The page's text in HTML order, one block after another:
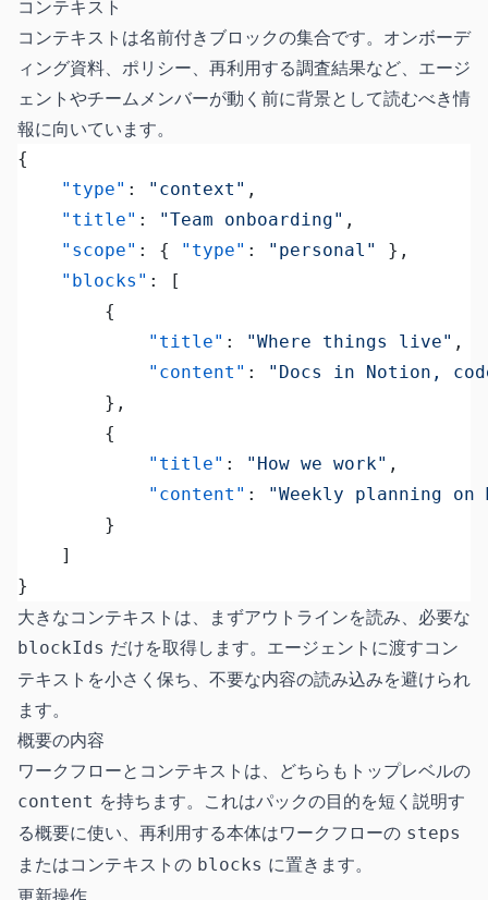
コンテキスト
コンテキストは名前付きブロックの集合です。オンボーデ
ィング資料、ポリシー、再利用する調査結果など、エージ
ェントやチームメンバーが動く前に背景として読むべき情
報に向いています。
{
	"type"
: "context" ,
	"title"
: "Team onboarding" ,
	"scope"
: { "type" : "personal"
},
	"blocks"
: [
		{
			"title"
: "Where things live" ,
			"content"
:
"Docs in Notion,
		},
		{
			"title"
: "How we work" ,
			"content"
:
"Weekly planning
		}
	]
}
大きなコンテキストは、まずアウトラインを読み、必要な
blockIds だけを取得します。エージェントに渡すコン
テキストを小さく保ち、不要な内容の読み込みを避けられ
ます。
概要の内容
ワークフローとコンテキストは、どちらもトップレベルの
content を持ちます。これはパックの目的を短く説明す
る概要に使い、再利用する本体はワークフローの steps
またはコンテキストの blocks に置きます。
更新操作